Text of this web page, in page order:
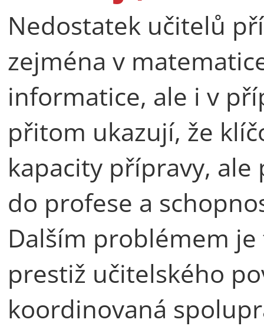
Nedostatek učitelů
zejména v
informatice, ale i v
přitom ukazují, že
kapacity přípravy,
do profese a
Dalším problémem
prestiž učitelského
koordinovaná